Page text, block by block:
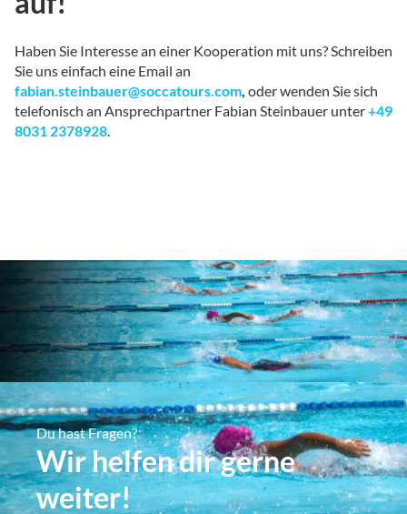
Haben Sie Interesse an einer Kooperation mit uns? Schreiben
Sie uns einfach eine Email an
fabian.steinbauer@soccatours.com, oder wenden Sie sich
telefonisch an Ansprechpartner Fabian Steinbauer unter+49
8031 2378928.
Du hast Fragen?
Wir helfen dir gerne
weiter!